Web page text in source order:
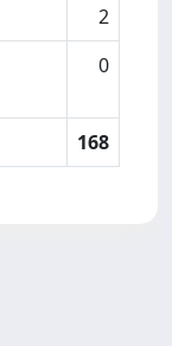
2
0
168